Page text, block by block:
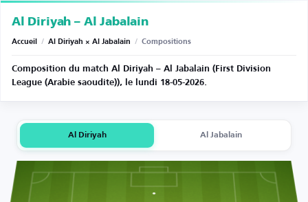
Al Diriyah – Al Jabalain
Accueil / Al Diriyah × Al Jabalain / Compositions
Composition du match Al Diriyah – Al Jabalain (First Division
League (Arabie saoudite)), le lundi 18-05-2026.
Al Diriyah Al Jabalain